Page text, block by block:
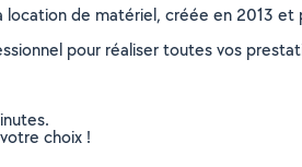
de matériel, créée en 2013
pour réaliser toutes vos
choix !